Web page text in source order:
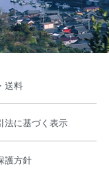
送料
法に基づく表示
護方針